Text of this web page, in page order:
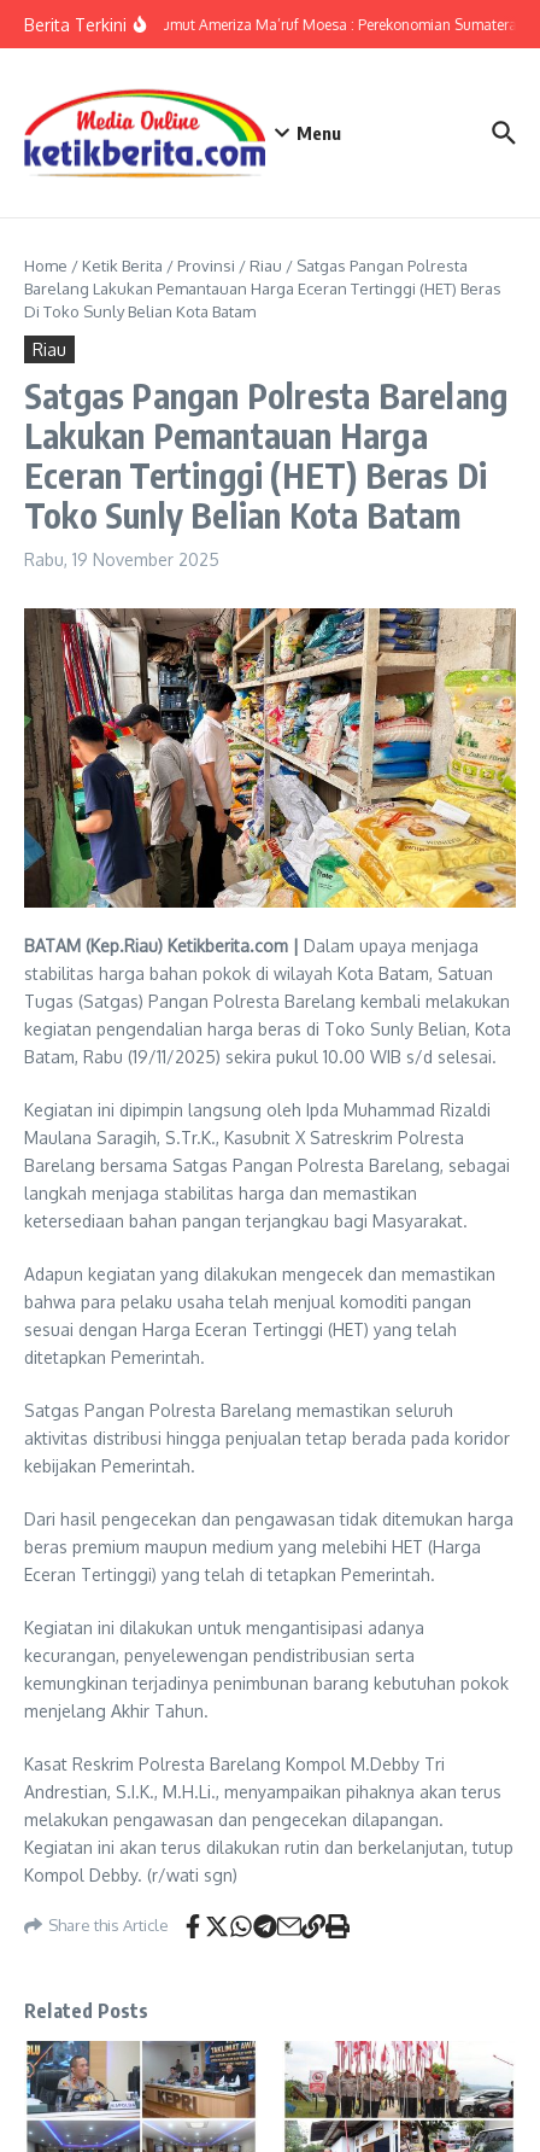
Berita TerkiniKPwBI Sumut Ameriza Ma’ruf Moesa : Perekonomian Sumatera
Menu
Home / Ketik Berita / Provinsi / Riau / Satgas Pangan Polresta
Barelang Lakukan Pemantauan Harga Eceran Tertinggi (HET) Beras
Di Toko Sunly Belian Kota Batam
Riau
Satgas Pangan Polresta Barelang
Lakukan Pemantauan Harga
Eceran Tertinggi (HET) Beras Di
Toko Sunly Belian Kota Batam
Rabu, 19 November 2025
BATAM (Kep.Riau) Ketikberita.com | Dalam upaya menjaga
stabilitas harga bahan pokok di wilayah Kota Batam, Satuan
Tugas (Satgas) Pangan Polresta Barelang kembali melakukan
kegiatan pengendalian harga beras di Toko Sunly Belian, Kota
Batam, Rabu (19/11/2025) sekira pukul 10.00 WIB s/d selesai.
Kegiatan ini dipimpin langsung oleh Ipda Muhammad Rizaldi
Maulana Saragih, S.Tr.K., Kasubnit X Satreskrim Polresta
Barelang bersama Satgas Pangan Polresta Barelang, sebagai
langkah menjaga stabilitas harga dan memastikan
ketersediaan bahan pangan terjangkau bagi Masyarakat.
Adapun kegiatan yang dilakukan mengecek dan memastikan
bahwa para pelaku usaha telah menjual komoditi pangan
sesuai dengan Harga Eceran Tertinggi (HET) yang telah
ditetapkan Pemerintah.
Satgas Pangan Polresta Barelang memastikan seluruh
aktivitas distribusi hingga penjualan tetap berada pada koridor
kebijakan Pemerintah.
Dari hasil pengecekan dan pengawasan tidak ditemukan harga
beras premium maupun medium yang melebihi HET (Harga
Eceran Tertinggi) yang telah di tetapkan Pemerintah.
Kegiatan ini dilakukan untuk mengantisipasi adanya
kecurangan, penyelewengan pendistribusian serta
kemungkinan terjadinya penimbunan barang kebutuhan pokok
menjelang Akhir Tahun.
Kasat Reskrim Polresta Barelang Kompol M.Debby Tri
Andrestian, S.I.K., M.H.Li., menyampaikan pihaknya akan terus
melakukan pengawasan dan pengecekan dilapangan.
Kegiatan ini akan terus dilakukan rutin dan berkelanjutan, tutup
Kompol Debby. (r/wati sgn)
Share this Article
Related Posts